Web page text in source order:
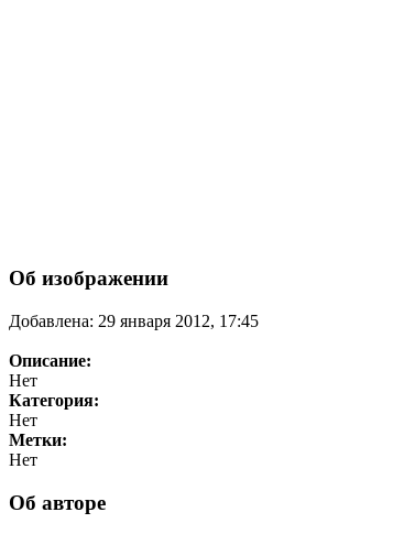
Об изображении
Добавлена: 29 января 2012, 17:45
Описание:
Нет
Категория:
Нет
Метки:
Нет
Об авторе